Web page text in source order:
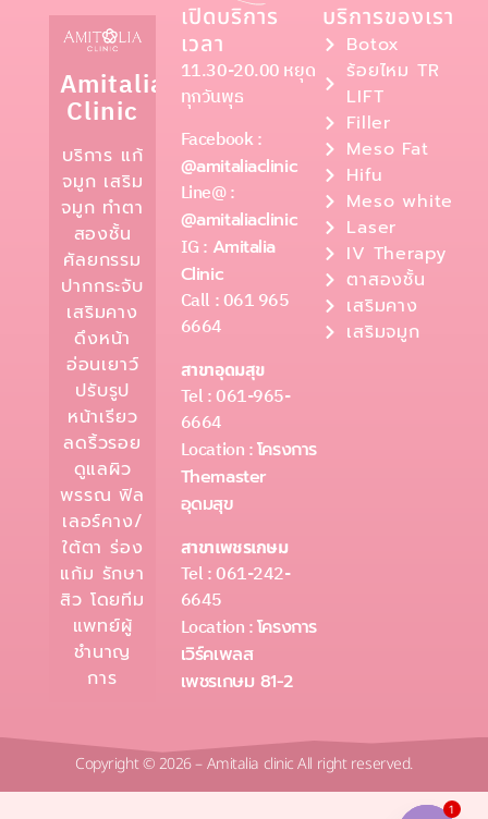
Amitalia
Clinic
บริการ แก้
จมูก เสริม
จมูก ทำตา
สองชั้น
ศัลยกรรม
ปากกระจับ
เสริมคาง
ดึงหน้า
อ่อนเยาว์
ปรับรูป
หน้าเรียว
ลดริ้วรอย
ดูแลผิว
พรรณ ฟิล
เลอร์คาง/
ใต้ตา ร่อง
แก้ม รักษา
สิว โดยทีม
แพทย์ผู้
ชำนาญ
การ
เปิดบริการ
เวลา
11.30-20.00 หยุด
ทุกวันพุธ
Facebook :
@amitaliaclinic
Line@ :
@amitaliaclinic
IG : Amitalia
Clinic
Call : 061 965
6664
สาขาอุดมสุข
Tel : 061-965-
6664
Location :โครงการ
Themaster
อุดมสุข
สาขาเพชรเกษม
Tel : 061-242-
6645
Location :โครงการ
เวิร์คเพลส
เพชรเกษม 81-2
บริการของเรา
Botox
ร้อยไหม TR
LIFT
Filler
Meso Fat
Hifu
Meso white
Laser
IV Therapy
ตาสองชั้น
เสริมคาง
เสริมจมูก
Copyright © 2026 – Amitalia clinic All right reserved.